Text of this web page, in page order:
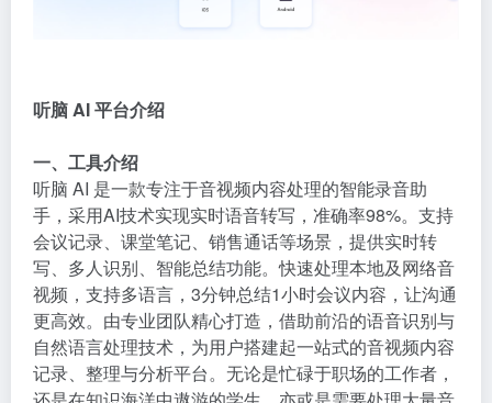
听脑 AI 平台介绍
一、工具介绍
听脑 AI 是一款专注于音视频内容处理的智能录音助
手，采用AI技术实现实时语音转写，准确率98%。支持
会议记录、课堂笔记、销售通话等场景，提供实时转
写、多人识别、智能总结功能。快速处理本地及网络音
视频，支持多语言，3分钟总结1小时会议内容，让沟通
更高效。由专业团队精心打造，借助前沿的语音识别与
自然语言处理技术，为用户搭建起一站式的音视频内容
记录、整理与分析平台。无论是忙碌于职场的工作者，